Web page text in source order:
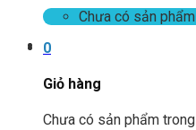
Chưa có sản
0
Giỏ hàng
Chưa có sản phẩm